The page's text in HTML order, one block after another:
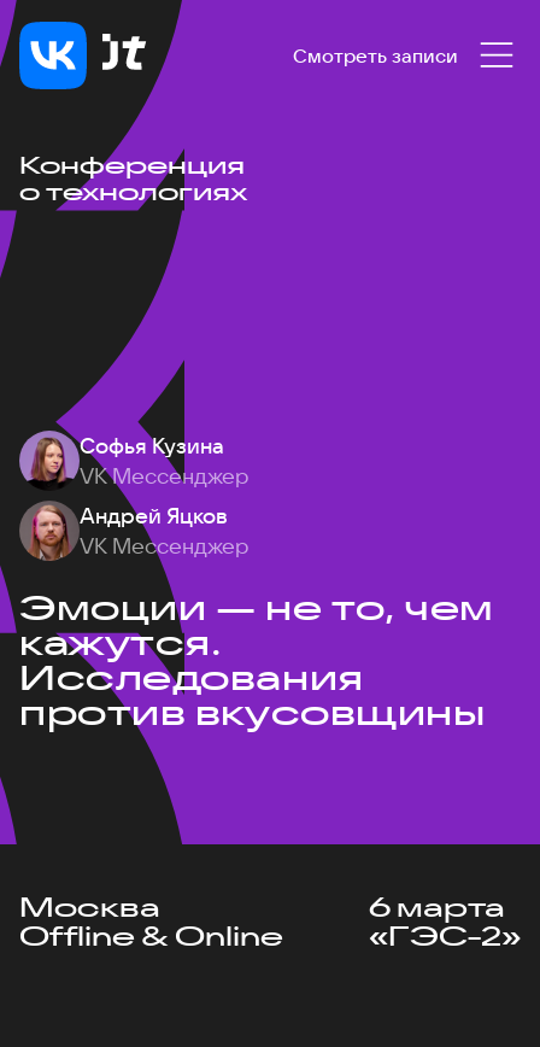
Смотреть записи
Конференция
о технологиях
Софья Кузина
VK Мессенджер
Андрей Яцков
VK Мессенджер
Эмоции — не то, чем
кажутся.
Исследования
против вкусовщины
Москва
Offline & Online
6 марта
«ГЭС-2»